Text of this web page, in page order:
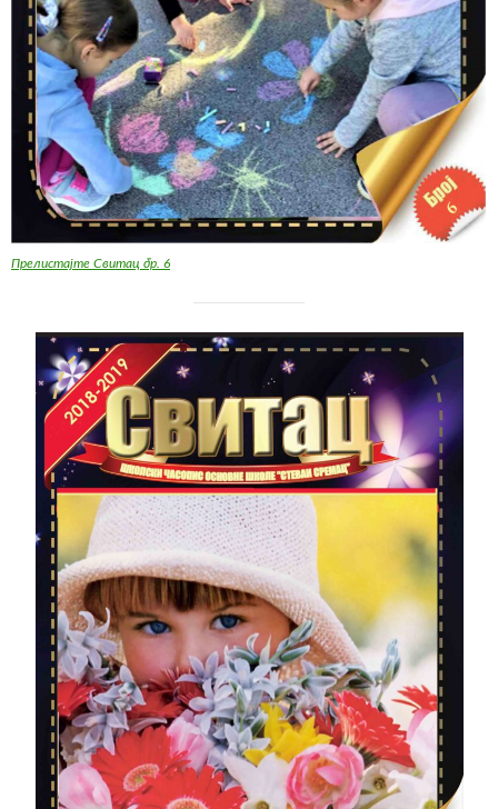
Прелистајте Свитац бр. 6